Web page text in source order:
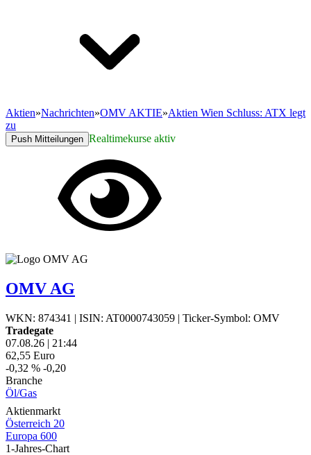
Aktien»Nachrichten»OMV AKTIE»Aktien Wien Schluss: ATX legt
zu
Push Mitteilungen Realtimekurse aktiv
OMV AG
WKN: 874341 | ISIN: AT0000743059 | Ticker-Symbol: OMV
Tradegate
07.08.26 | 21:44
62,55 Euro
-0,32 % -0,20
Branche
Öl/Gas
Aktienmarkt
Österreich 20
Europa 600
1-Jahres-Chart